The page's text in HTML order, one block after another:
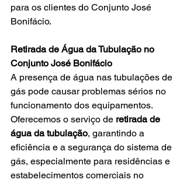
para os clientes do Conjunto José
Bonifácio.
Retirada de Água da Tubulação no
Conjunto José Bonifácio
A presença de água nas tubulações de
gás pode causar problemas sérios no
funcionamento dos equipamentos.
Oferecemos o serviço de retirada de
água da tubulação, garantindo a
eficiência e a segurança do sistema de
gás, especialmente para residências e
estabelecimentos comerciais no